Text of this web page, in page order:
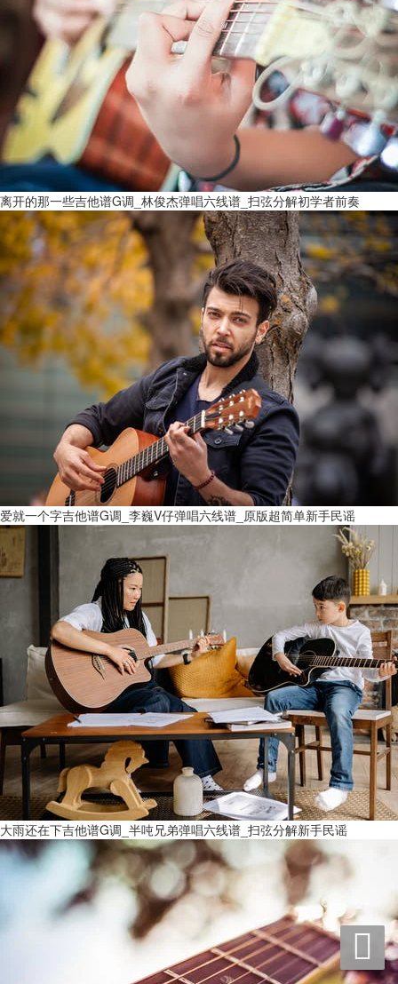
离开的那一些吉他谱G调_林俊杰弹唱六线谱_扫弦分解初学者前奏
爱就一个字吉他谱G调_李巍V仔弹唱六线谱_原版超简单新手民谣
大雨还在下吉他谱G调_半吨兄弟弹唱六线谱_扫弦分解新手民谣
